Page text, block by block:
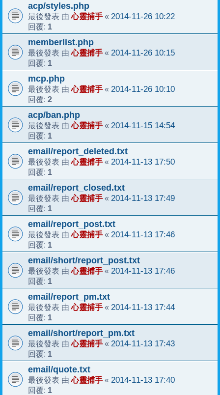
acp/styles.php
最後發表 由心靈捕手 « 2014-11-26 10:22
回覆: 1
memberlist.php
最後發表 由心靈捕手 « 2014-11-26 10:15
回覆: 1
mcp.php
最後發表 由心靈捕手 « 2014-11-26 10:10
回覆: 2
acp/ban.php
最後發表 由心靈捕手 « 2014-11-15 14:54
回覆: 1
email/report_deleted.txt
最後發表 由心靈捕手 « 2014-11-13 17:50
回覆: 1
email/report_closed.txt
最後發表 由心靈捕手 « 2014-11-13 17:49
回覆: 1
email/report_post.txt
最後發表 由心靈捕手 « 2014-11-13 17:46
回覆: 1
email/short/report_post.txt
最後發表 由心靈捕手 « 2014-11-13 17:46
回覆: 1
email/report_pm.txt
最後發表 由心靈捕手 « 2014-11-13 17:44
回覆: 1
email/short/report_pm.txt
最後發表 由心靈捕手 « 2014-11-13 17:43
回覆: 1
email/quote.txt
最後發表 由心靈捕手 « 2014-11-13 17:40
回覆: 1